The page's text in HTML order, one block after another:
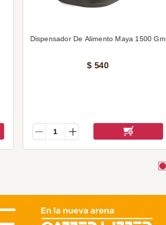
Dispensador De Alimento Maya 1500 Gm
$ 540